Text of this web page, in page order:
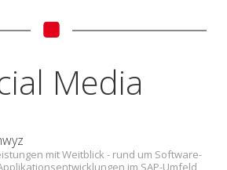
Media
mit Weitblick - rund um Software-
im SAP-Umfeld